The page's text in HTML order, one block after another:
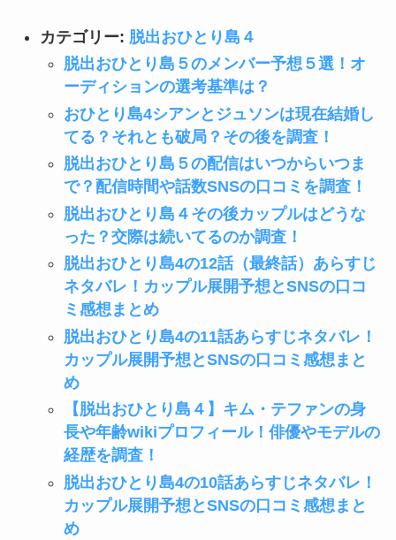
カテゴリー: 脱出おひとり島４
脱出おひとり島５のメンバー予想５選！オ
ーディションの選考基準は？
おひとり島4シアンとジュソンは現在結婚し
てる？それとも破局？その後を調査！
脱出おひとり島５の配信はいつからいつま
で？配信時間や話数SNSの口コミを調査！
脱出おひとり島４その後カップルはどうな
った？交際は続いてるのか調査！
脱出おひとり島4の12話（最終話）あらすじ
ネタバレ！カップル展開予想とSNSの口コ
ミ感想まとめ
脱出おひとり島4の11話あらすじネタバレ！
カップル展開予想とSNSの口コミ感想まと
め
【脱出おひとり島４】キム・テファンの身
長や年齢wikiプロフィール！俳優やモデルの
経歴を調査！
脱出おひとり島4の10話あらすじネタバレ！
カップル展開予想とSNSの口コミ感想まと
め